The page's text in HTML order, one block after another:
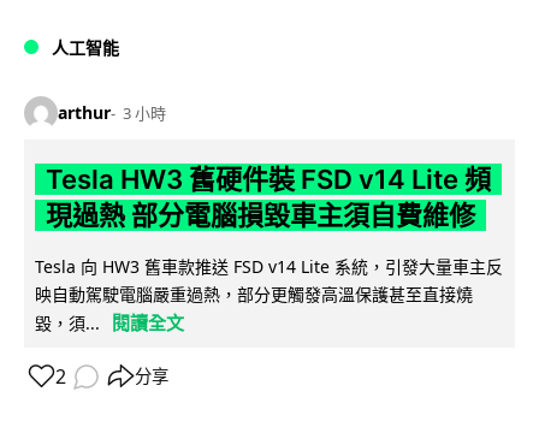
人工智能
arthur 3 小時
Tesla HW3 舊硬件裝 FSD v14 Lite 頻
現過熱 部分電腦損毀車主須自費維修
Tesla 向 HW3 舊車款推送 FSD v14 Lite 系統，引發大量車主反
映自動駕駛電腦嚴重過熱，部分更觸發高溫保護甚至直接燒
毀，須...
閱讀全文
2 分享